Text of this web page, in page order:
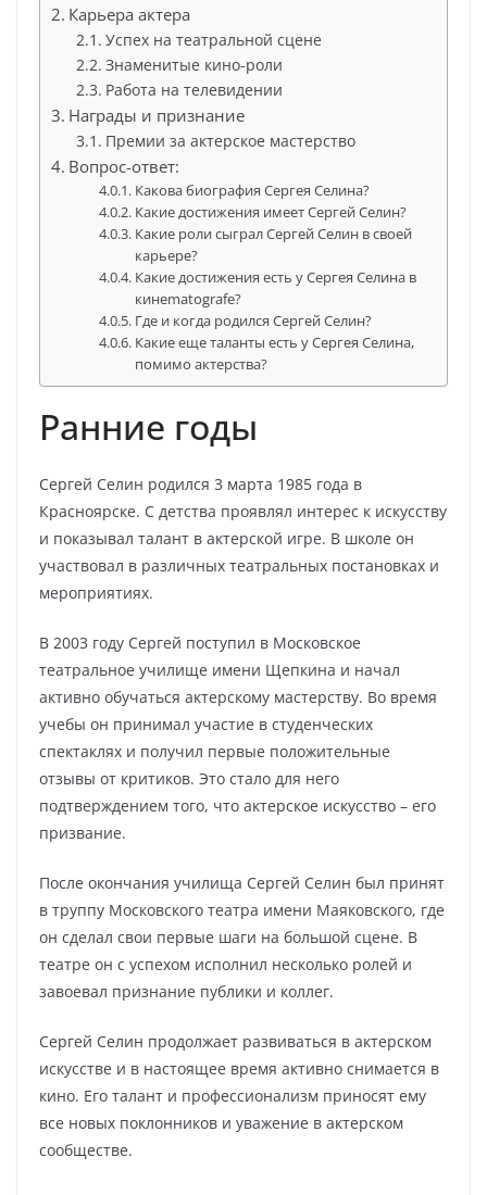
Карьера актера
Успех на театральной сцене
Знаменитые кино-роли
Работа на телевидении
Награды и признание
Премии за актерское мастерство
Вопрос-ответ:
Какова биография Сергея Селина?
Какие достижения имеет Сергей Селин?
Какие роли сыграл Сергей Селин в своей
карьере?
Какие достижения есть у Сергея Селина в
кинematografе?
Где и когда родился Сергей Селин?
Какие еще таланты есть у Сергея Селина,
помимо актерства?
Ранние годы
Сергей Селин родился 3 марта 1985 года в
Красноярске. С детства проявлял интерес к искусству
и показывал талант в актерской игре. В школе он
участвовал в различных театральных постановках и
мероприятиях.
В 2003 году Сергей поступил в Московское
театральное училище имени Щепкина и начал
активно обучаться актерскому мастерству. Во время
учебы он принимал участие в студенческих
спектаклях и получил первые положительные
отзывы от критиков. Это стало для него
подтверждением того, что актерское искусство – его
призвание.
После окончания училища Сергей Селин был принят
в труппу Московского театра имени Маяковского, где
он сделал свои первые шаги на большой сцене. В
театре он с успехом исполнил несколько ролей и
завоевал признание публики и коллег.
Сергей Селин продолжает развиваться в актерском
искусстве и в настоящее время активно снимается в
кино. Его талант и профессионализм приносят ему
все новых поклонников и уважение в актерском
сообществе.